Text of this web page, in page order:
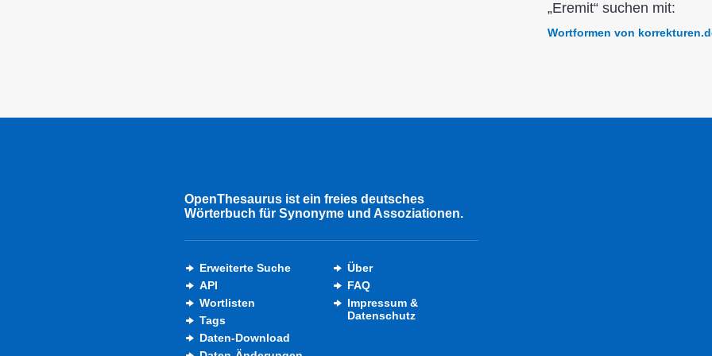
„Eremit“ suchen mit:
Wortformen von
OpenThesaurus ist ein freies deutsches
Wörterbuch für Synonyme und Assoziationen.
Erweiterte Suche
API
Wortlisten
Tags
Daten-Download
Über
FAQ
Impressum &
Datenschutz